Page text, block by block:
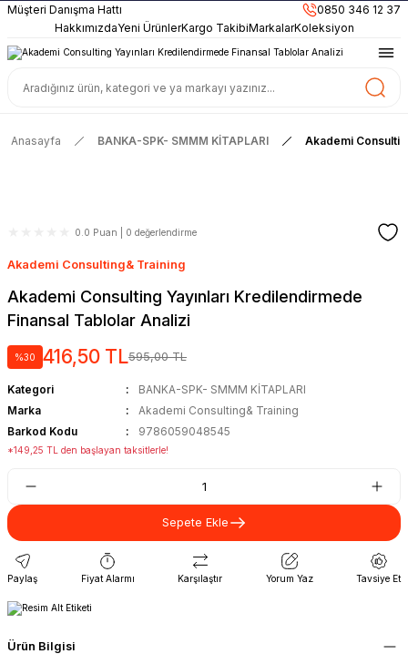
899TLve Üzeri Alışverişlerinizde
KARGO BEDAVA
Güncel ve Sınav Odaklı Kaynaklar
HakkımızdaYeni ÜrünlerKargo TakibiMarkalarKoleksiyon
Müşteri Danışma Hattı 0850 346 12 37
Anasayfa BANKA-SPK- SMMM KİTAPLARI Akademi
0.0 Puan | 0 değerlendirme
Akademi Consulting& Training
Akademi Consulting Yayınları Kredilendirmede
Finansal Tablolar Analizi
%30 416,50 TL595,00 TL
Kategori
BANKA-SPK- SMMM KİTAPLARI
Marka
Akademi Consulting& Training
Barkod Kodu
9786059048545
*149,25 TL den başlayan taksitlerle!
Sepete Ekle
Paylaş Fiyat Alarmı Karşılaştır Yorum Yaz Tavsiye Et
Ürün Bilgisi